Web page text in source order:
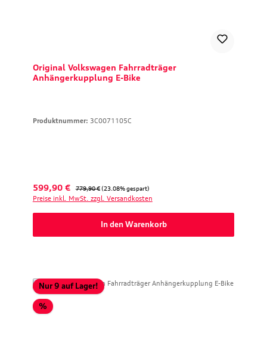
Original Volkswagen Fahrradträger
Anhängerkupplung E-Bike
Produktnummer: 3C0071105C
Verkaufspreis:
599,90 € Regulärer Preis:
779,90 € (23.08% gespart)
Preise inkl. MwSt. zzgl. Versandkosten
In den Warenkorb
Nur 9 auf Lager!
%Rabatt